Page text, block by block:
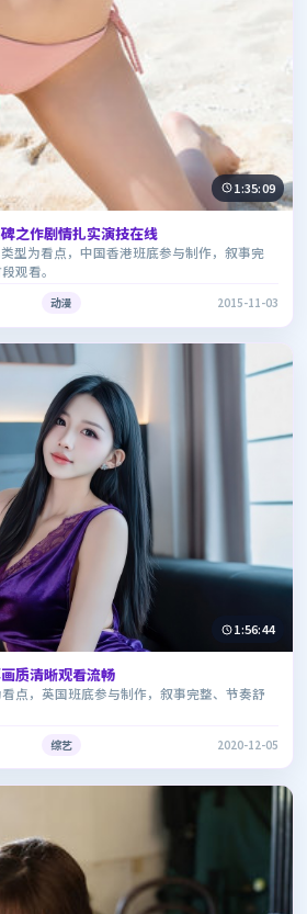
1:35:09
之作剧情扎实演技在线
型为看点，中国香港班底参与制作，叙事完
观看。
动漫 2015-11-03
1:56:44
质清晰观看流畅
点，英国班底参与制作，叙事完整、节奏舒
综艺 2020-12-05